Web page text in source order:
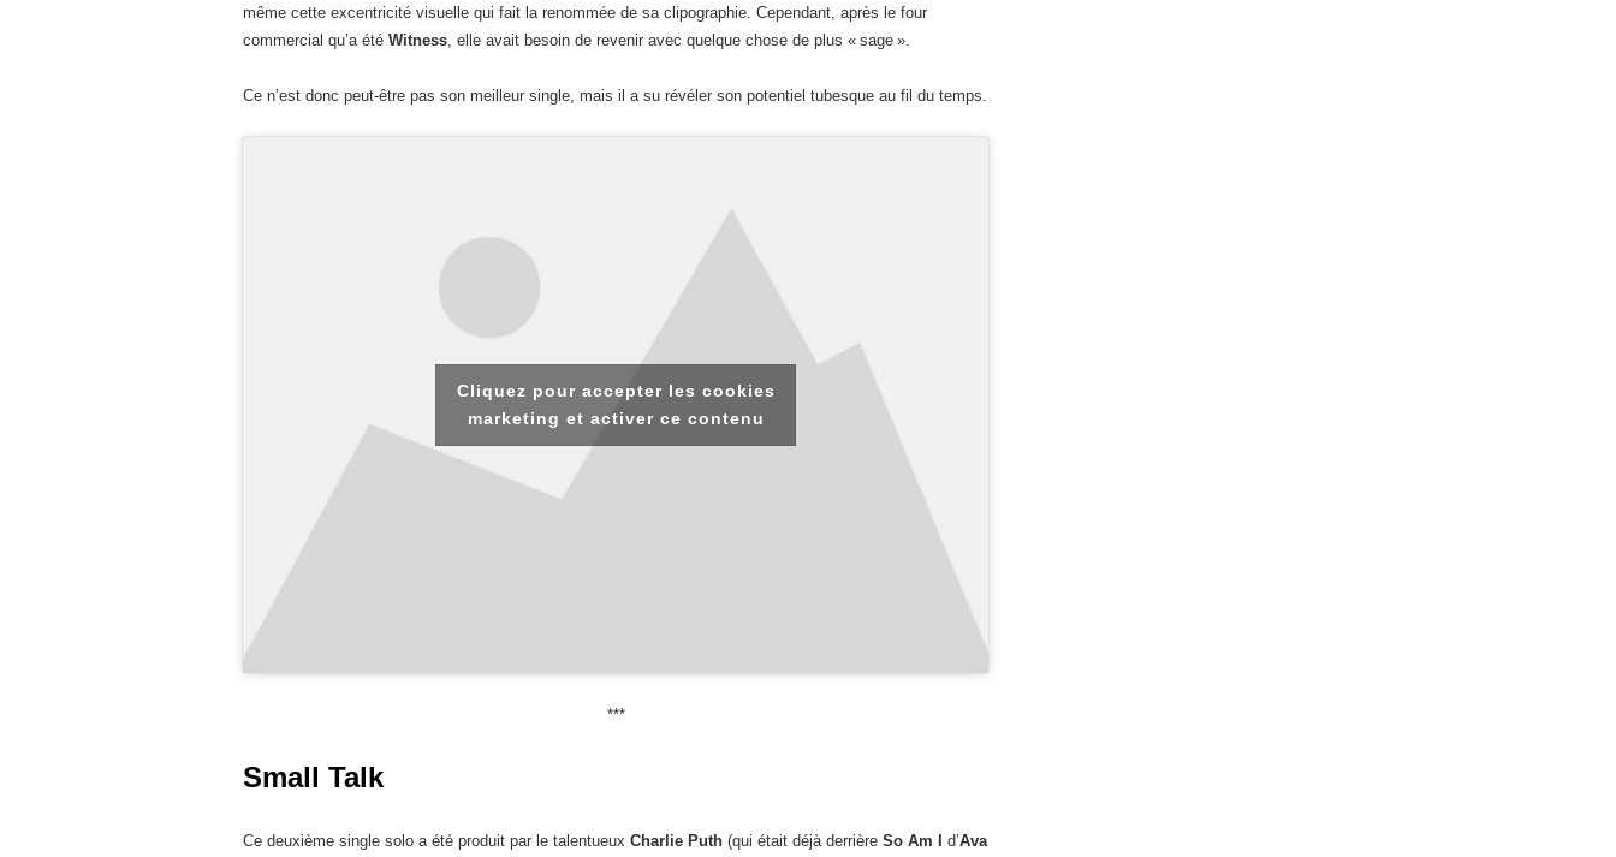
même cette excentricité visuelle qui fait la renommée de sa clipographie. Cependant, après le four
commercial qu’a été Witness, elle avait besoin de revenir avec quelque chose de plus « sage ».
Ce n’est donc peut-être pas son meilleur single, mais il a su révéler son potentiel tubesque au fil du temps.
Cliquez pour accepter les cookies
marketing et activer ce contenu
***
Small Talk
Ce deuxième single solo a été produit par le talentueux Charlie Puth (qui était déjà derrière So Am I d’Ava